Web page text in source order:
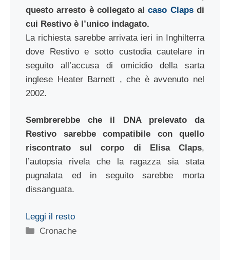
questo arresto è collegato alcaso Clapsdi
cui Restivo è l’unico indagato.
La richiesta sarebbe arrivata ieri in Inghilterra
dove Restivo e sotto custodia cautelare in
seguito all’accusa di omicidio della sarta
inglese Heater Barnett , che è avvenuto nel
2002.
Sembrerebbe che il DNA prelevato da
Restivo sarebbe compatibile con quello
riscontrato sul corpo di Elisa Claps,
l’autopsia rivela che la ragazza sia stata
pugnalata ed in seguito sarebbe morta
dissanguata.
Leggi il resto
Categorie
Cronache